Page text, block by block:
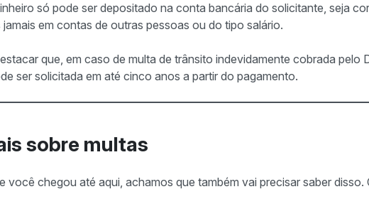
só pode ser depositado na conta bancária do solicitante, seja
em contas de outras pessoas ou do tipo salário.
que, em caso de multa de trânsito indevidamente cobrada pelo
ser solicitada em até cinco anos a partir do pagamento.
sobre multas
você chegou até aqui, achamos que também vai precisar saber disso.